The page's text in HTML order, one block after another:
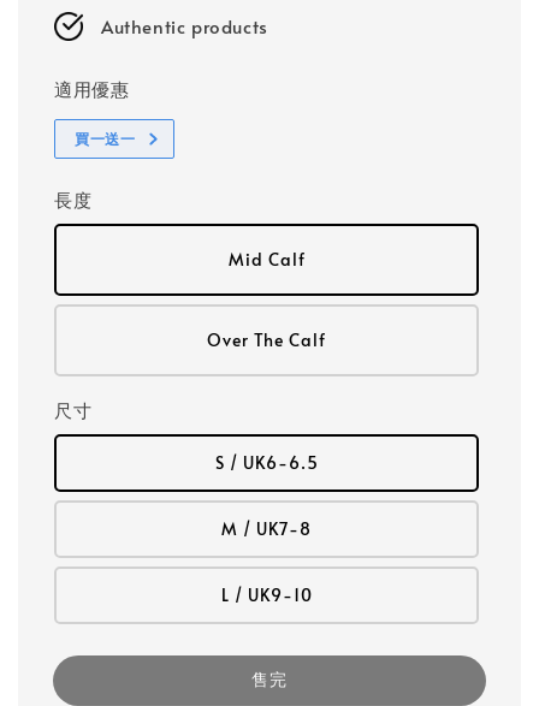
Authentic products
適用優惠
買一送一
長度
Mid Calf
Over The Calf
尺寸
S / UK6-6.5
M / UK7-8
L / UK9-10
售完